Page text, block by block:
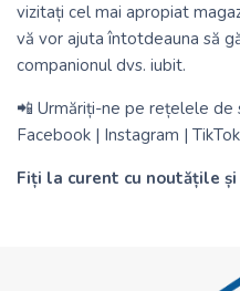
vizitați cel mai apropiat
vă vor ajuta întotdeauna să
companionul dvs. iubit.
📲 Urmăriți-ne pe rețelele de
Facebook | Instagram | TikTok
Fiți la curent cu noutățile